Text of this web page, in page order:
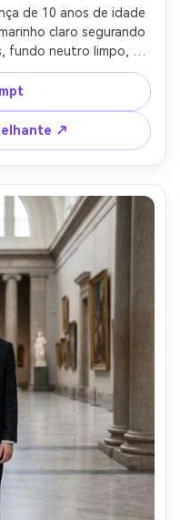
de 10 anos de idade
claro segurando
fundo neutro limpo,
em Nikon Z7 II, 85mm
confiante, foco
terno, olhar marco
AR 4:5 ↗